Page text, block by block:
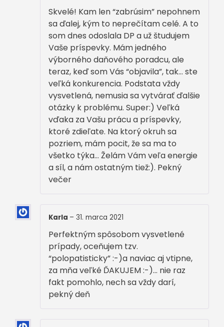
5z 5
Skvelé! Kam len “zabrúsim” nepohnem
sa ďalej, kým to neprečítam celé. A to
som dnes odoslala DP a už študujem
Vaše príspevky. Mám jedného
výborného daňového poradcu, ale
teraz, keď som Vás “objavila”, tak… ste
veľká konkurencia. Podstata vždy
vysvetlená, nemusia sa vytvárať ďalšie
otázky k problému. Super:) Veľká
vďaka za Vašu prácu a príspevky,
ktoré zdieľate. Na ktorý okruh sa
pozriem, mám pocit, že sa ma to
všetko týka… Želám Vám veľa energie
a síl, a nám ostatným tiež:). Pekný
večer
Karla – 31. marca 2021
Perfektným spôsobom vysvetlené
prípady, oceňujem tzv.
“polopatisticky” :-)a naviac aj vtipne,
za mňa veľké ĎAKUJEM :-)… nie raz
fakt pomohlo, nech sa vždy darí,
pekný deň